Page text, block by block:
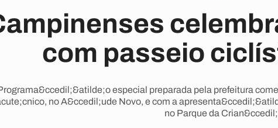
com passeio
especial preparada pela prefeitura
no A&ccedil;ude Novo, e com a
no Parque da